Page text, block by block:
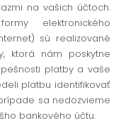
na vašich účtoch.
elektronického
sú realizované
ktorá nám poskytne
platby a vaše
platbu identifikovať
sa nedozvieme
bankového účtu.